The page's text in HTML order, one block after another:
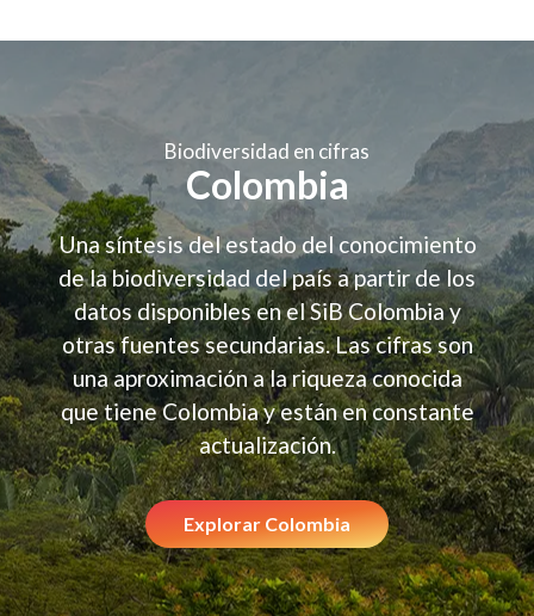
Biodiversidad en cifras
Colombia
Una síntesis del estado del conocimiento
de la biodiversidad del país a partir de los
datos disponibles en el SiB Colombia y
otras fuentes secundarias. Las cifras son
una aproximación a la riqueza conocida
que tiene Colombia y están en constante
actualización.
Explorar Colombia